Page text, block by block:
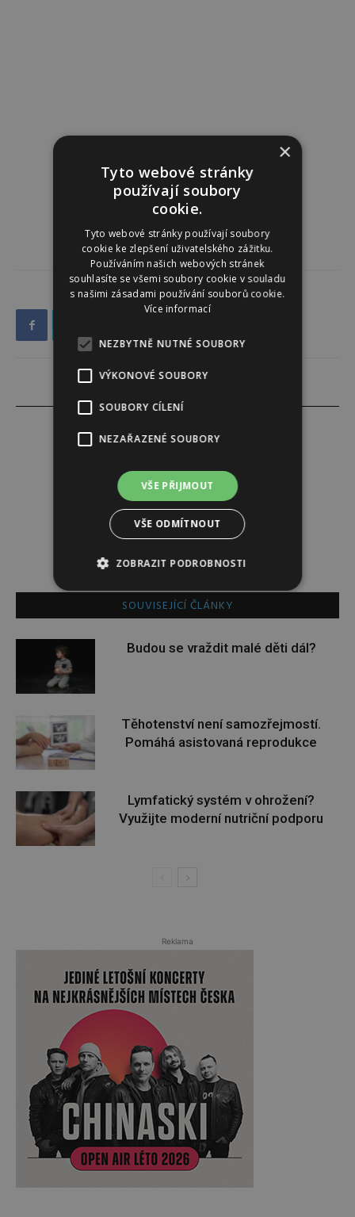
Redakce
Redakce magazínu Instinkt.
SOUVISEJÍCÍ ČLÁNKY
Budou se vraždit malé děti dál?
Těhotenství není samozřejmostí.
Pomáhá asistovaná reprodukce
Lymfatický systém v ohrožení?
Využijte moderní nutriční podporu
Reklama
×
Tyto webové stránky
používají soubory
cookie.
Tyto webové stránky používají soubory
cookie ke zlepšení uživatelského zážitku.
Používáním našich webových stránek
souhlasíte se všemi soubory cookie v souladu
s našimi zásadami používání souborů cookie.
Více informací
NEZBYTNĚ NUTNÉ SOUBORY
VÝKONOVÉ SOUBORY
SOUBORY CÍLENÍ
NEZAŘAZENÉ SOUBORY
VŠE PŘIJMOUT
VŠE ODMÍTNOUT
ZOBRAZIT PODROBNOSTI